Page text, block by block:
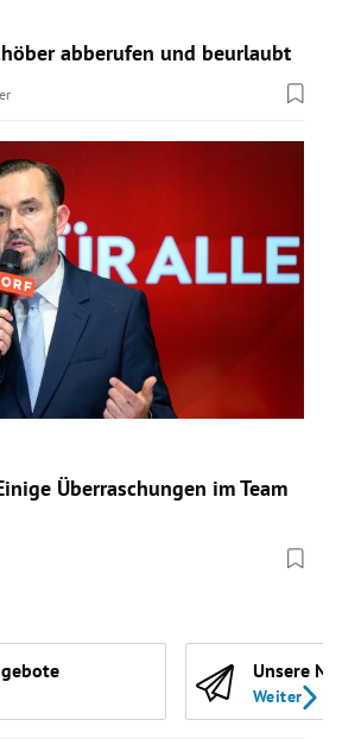
abberufen und beurlaubt
Überraschungen im Team
Unsere
Weiter